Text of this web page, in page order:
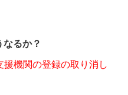
るか？
援機関の登録の取り消し